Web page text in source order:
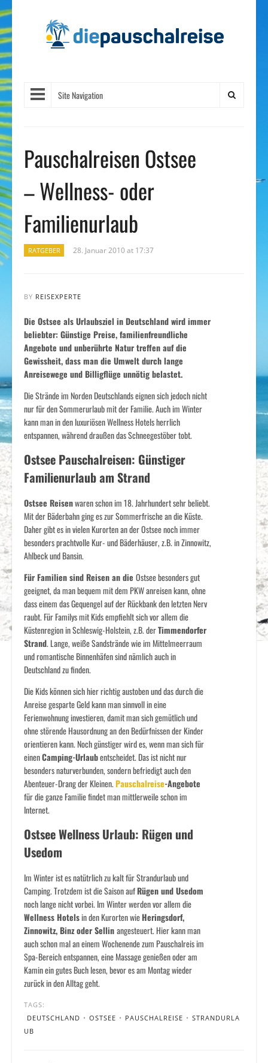
Site Navigation
Pauschalreisen Ostsee
– Wellness- oder
Familienurlaub
RATGEBER 28. Januar 2010 at 17:37
BY REISEXPERTE
Die Ostsee als Urlaubsziel in Deutschland wird immer
beliebter: Günstige Preise, familienfreundliche
Angebote und unberührte Natur treffen auf die
Gewissheit, dass man die Umwelt durch lange
Anreisewege und Billigflüge unnötig belastet.
Die Strände im Norden Deutschlands eignen sich jedoch nicht
nur für den Sommerurlaub mit der Familie. Auch im Winter
kann man in den luxuriösen Wellness Hotels herrlich
entspannen, während draußen das Schneegestöber tobt.
Ostsee Pauschalreisen: Günstiger
Familienurlaub am Strand
Ostsee Reisenwaren schon im 18. Jahrhundert sehr beliebt.
Mit der Bäderbahn ging es zur Sommerfrische an die Küste.
Daher gibt es in vielen Kurorten an der Ostsee noch immer
besonders prachtvolle Kur- und Bäderhäuser, z.B. in Zinnowitz,
Ahlbeck und Bansin.
Für Familien sind Reisen an die Ostsee besonders gut
geeignet, da man bequem mit dem PKW anreisen kann, ohne
dass einem das Gequengel auf der Rückbank den letzten Nerv
raubt. Für Familys mit Kids empfiehlt sich vor allem die
Küstenregion in Schleswig-Holstein, z.B. derTimmendorfer
Strand. Lange, weiße Sandstrände wie im Mittelmeerraum
und romantische Binnenhäfen sind nämlich auch in
Deutschland zu finden.
Die Kids können sich hier richtig austoben und das durch die
Anreise gesparte Geld kann man sinnvoll in eine
Ferienwohnung investieren, damit man sich gemütlich und
ohne störende Hausordnung an den Bedürfnissen der Kinder
orientieren kann. Noch günstiger wird es, wenn man sich für
einenCamping-Urlaubentscheidet. Das ist nicht nur
besonders naturverbunden, sondern befriedigt auch den
Abenteuer-Drang der Kleinen.Pauschalreise-Angebote
für die ganze Familie findet man mittlerweile schon im
Internet.
Ostsee Wellness Urlaub: Rügen und
Usedom
Im Winter ist es natütrlich zu kalt für Strandurlaub und
Camping. Trotzdem ist die Saison aufRügen und Usedom
noch lange nicht vorbei. Im Winter werden vor allem die
Wellness Hotelsin den Kurorten wieHeringsdorf,
Zinnowitz, Binz oder Sellinangesteuert. Hier kann man
auch schon mal an einem Wochenende zum Pauschalreis im
Spa-Bereich entspannen, eine Massage genießen oder am
Kamin ein gutes Buch lesen, bevor es am Montag wieder
zurück in den Alltag geht.
TAGS:
DEUTSCHLAND • OSTSEE • PAUSCHALREISE • STRANDURLA
UB